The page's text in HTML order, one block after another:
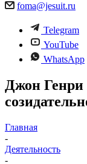
foma@jesuit.ru
Telegram
YouTube
WhatsApp
Джон
Главная
-
Деятельность
-